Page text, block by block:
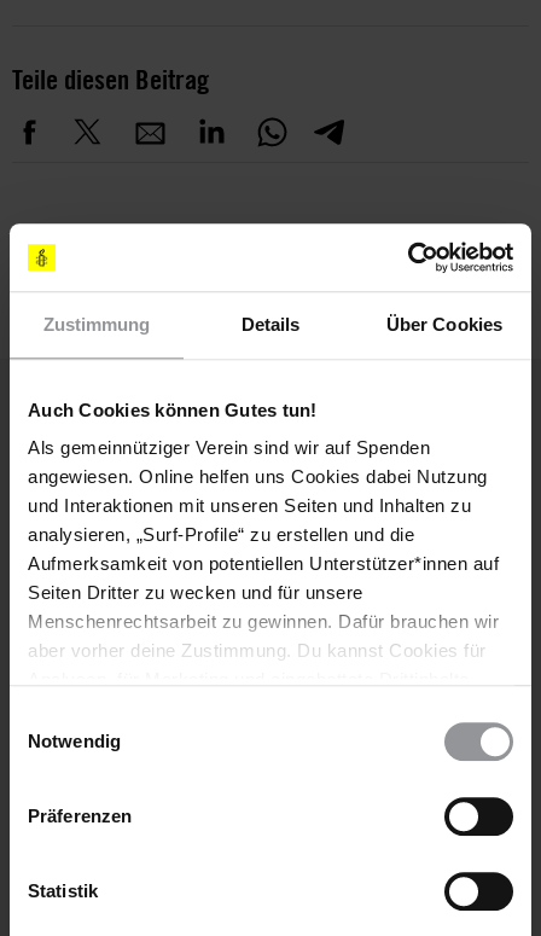
Zustimmung Details Über Cookies
Auch Cookies können Gutes tun!
Als gemeinnütziger Verein sind wir auf Spenden
angewiesen. Online helfen uns Cookies dabei Nutzung
und Interaktionen mit unseren Seiten und Inhalten zu
analysieren, „Surf-Profile“ zu erstellen und die
Aufmerksamkeit von potentiellen Unterstützer*innen auf
Seiten Dritter zu wecken und für unsere
Menschenrechtsarbeit zu gewinnen. Dafür brauchen wir
aber vorher deine Zustimmung. Du kannst Cookies für
wieder ändern. Diesen Banner kannst Du über den Link
Notwendig
Präferenzen
Statistik
Teile diesen Beitrag
THEMEN
Meinungsfreiheit Menschenrechtsverteidiger*innen
Weitere Artikel
AKTUELL
Iran: Zahl der Hinrichtungen von Protestierenden